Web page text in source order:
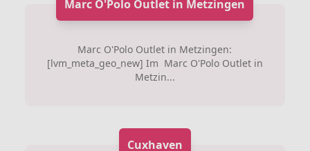
Marc O'Polo Outlet in Metzingen
Marc O'Polo Outlet in Metzingen:
[lvm_meta_geo_new] Im Marc O'Polo Outlet in
Metzin...
Cuxhaven